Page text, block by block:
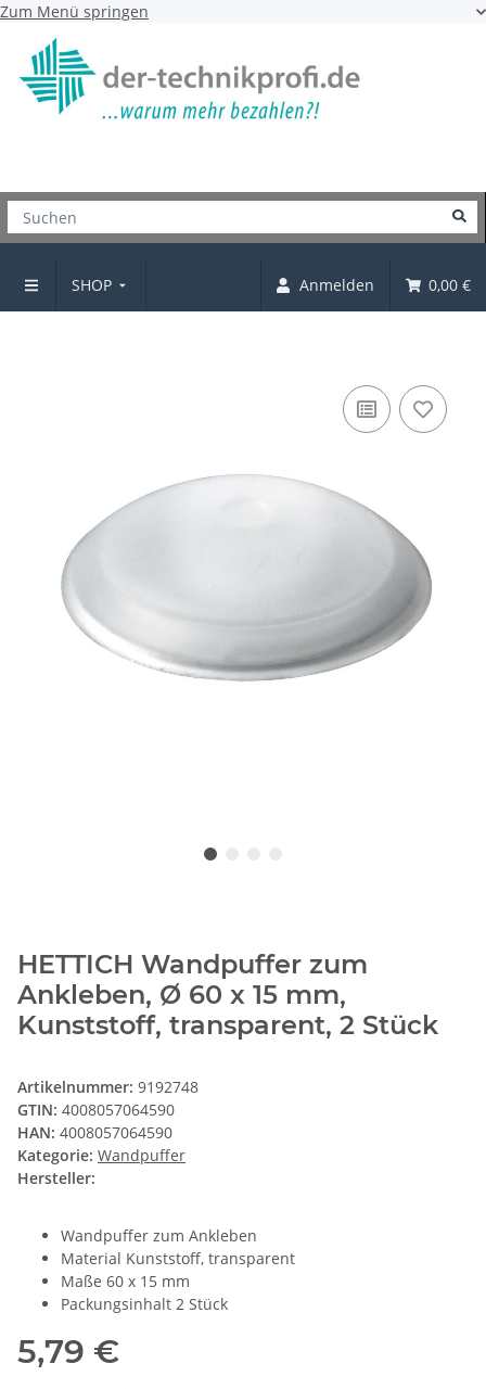
Zum Menü springen
SHOP Anmelden 0,00 €
Wandpuffer
HETTICH Wandpuffer zum
Ankleben, Ø 60 x 15 mm,
Kunststoff, transparent, 2 Stück
Artikelnummer: 9192748
GTIN: 4008057064590
HAN: 4008057064590
Kategorie: Wandpuffer
Hersteller:
Wandpuffer zum Ankleben
Material Kunststoff, transparent
Maße 60 x 15 mm
Packungsinhalt 2 Stück
5,79 €